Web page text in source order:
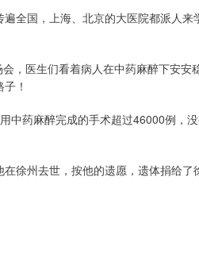
全国，上海、北京的大医院都派人
，医生们看着病人在中药麻醉下安
！
中药麻醉完成的手术超过46000例，
徐州去世，按他的遗愿，遗体捐给